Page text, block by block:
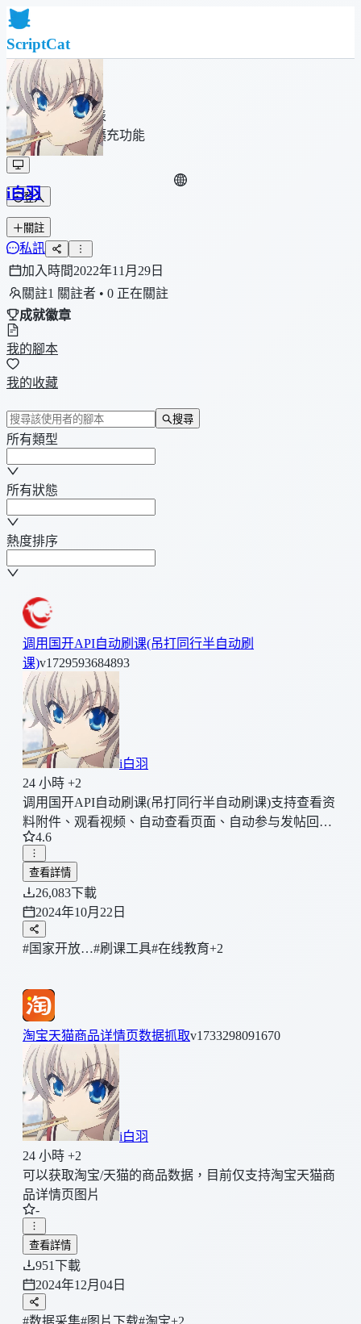
ScriptCat
首頁
社群
腳本列表
瀏覽器擴充功能
登入
i白羽
關註
私訊
加入時間2022年11月29日
關註1 關註者 • 0 正在關註
成就徽章
我的腳本
我的收藏
搜尋
所有類型
所有狀態
熱度排序
调用国开API自动刷课(吊打同行半自动刷
课)v1729593684893
i白羽
24 小時 +2
调用国开API自动刷课(吊打同行半自动刷课)支持查看资
料附件、观看视频、自动查看页面、自动参与发帖回
帖。调用API接口实现！
4.6
查看詳情
26,083下載
2024年10月22日
#国家开放…#刷课工具#在线教育+2
淘宝天猫商品详情页数据抓取v1733298091670
i白羽
24 小時 +2
可以获取淘宝/天猫的商品数据，目前仅支持淘宝天猫商
品详情页图片
-
查看詳情
951下載
2024年12月04日